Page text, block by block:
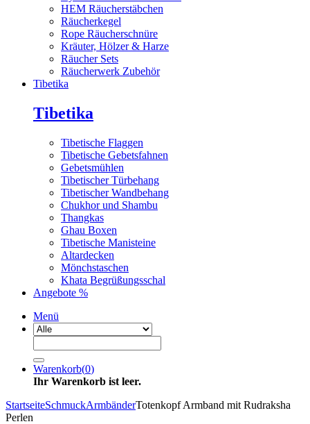
HEM Räucherstäbchen
Räucherkegel
Rope Räucherschnüre
Kräuter, Hölzer & Harze
Räucher Sets
Räucherwerk Zubehör
Tibetika
Tibetika
Tibetische Flaggen
Tibetische Gebetsfahnen
Gebetsmühlen
Tibetischer Türbehang
Tibetischer Wandbehang
Chukhor und Shambu
Thangkas
Ghau Boxen
Tibetische Manisteine
Altardecken
Mönchstaschen
Khata Begrüßungsschal
Angebote %
Menü
Warenkorb(0)
Ihr Warenkorb ist leer.
StartseiteSchmuckArmbänderTotenkopf Armband mit Rudraksha
Perlen